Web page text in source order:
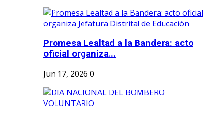
Promesa Lealtad a la Bandera: acto
oficial organiza...
Jun 17, 2026 0